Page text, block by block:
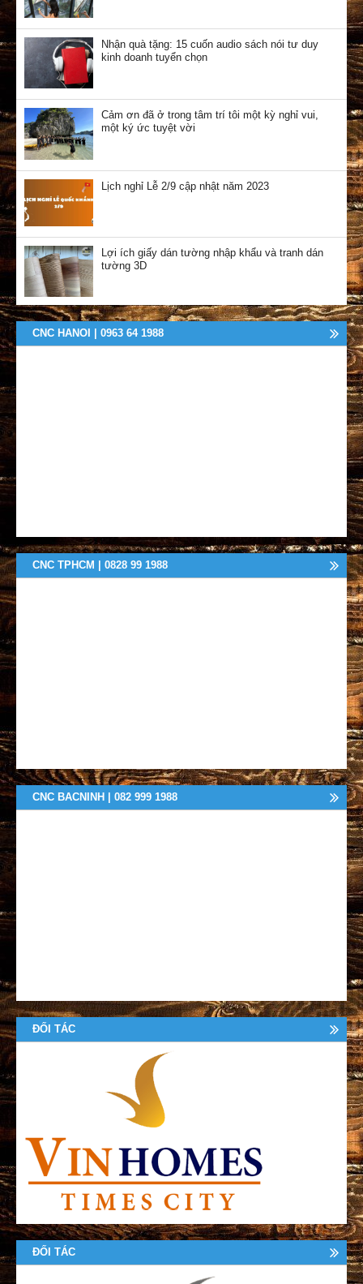
Nhận quà tặng: 15 cuốn audio sách nói tư duy
kinh doanh tuyển chọn
Cảm ơn đã ở trong tâm trí tôi một kỳ nghỉ vui,
một ký ức tuyệt vời
Lịch nghỉ Lễ 2/9 cập nhật năm 2023
Lợi ích giấy dán tường nhập khẩu và tranh dán
tường 3D
CNC HANOI | 0963 64 1988
CNC TPHCM | 0828 99 1988
CNC BACNINH | 082 999 1988
ĐỐI TÁC
ĐỐI TÁC